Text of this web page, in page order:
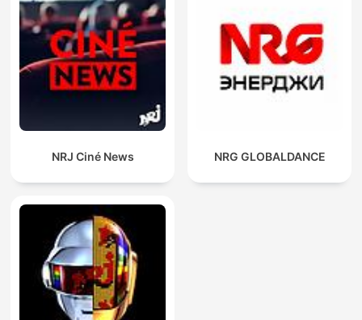
NRJ Ciné News NRG GLOBALDANCE